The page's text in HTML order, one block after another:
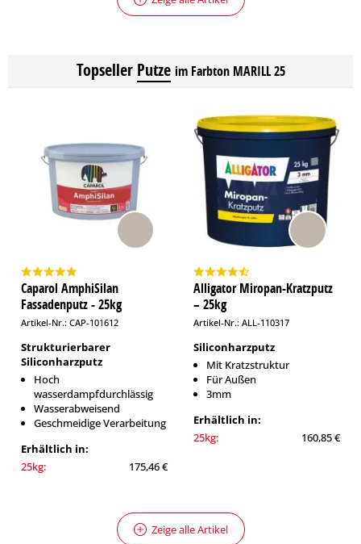
Topseller Putze im Farbton MARILL 25
Caparol AmphiSilan
Fassadenputz - 25kg
Artikel-Nr.: CAP-101612
Strukturierbarer
Siliconharzputz
Hoch
wasserdampfdurchlässig
Wasserabweisend
Geschmeidige Verarbeitung
Erhältlich in:
25kg:
175,46 €
Alligator Miropan-Kratzputz
– 25kg
Artikel-Nr.: ALL-110317
Siliconharzputz
Mit Kratzstruktur
Für Außen
3mm
Erhältlich in:
25kg:
160,85 €
Zeige alle Artikel